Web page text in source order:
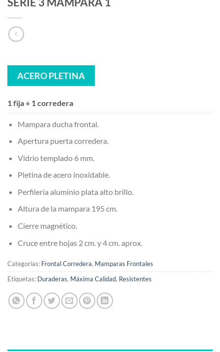
ACERO PLETINA
1 fija + 1 corredera
Mampara ducha frontal.
Apertura puerta corredera.
Vidrio templado 6 mm.
Pletina de acero inoxidable.
Perfilería aluminio plata alto brillo.
Altura de la mampara 195 cm.
Cierre magnético.
Cruce entre hojas 2 cm. y 4 cm. aprox.
Categorías: Frontal Corredera, Mamparas Frontales
Etiquetas: Duraderas, Máxima Calidad, Resistentes